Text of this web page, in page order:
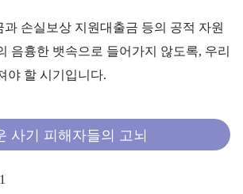
손실보상 지원대출금 등의 공적 자원
음흉한 뱃속으로 들어가지 않도록, 우리
야 할 시기입니다.
사기 피해자들의 고뇌